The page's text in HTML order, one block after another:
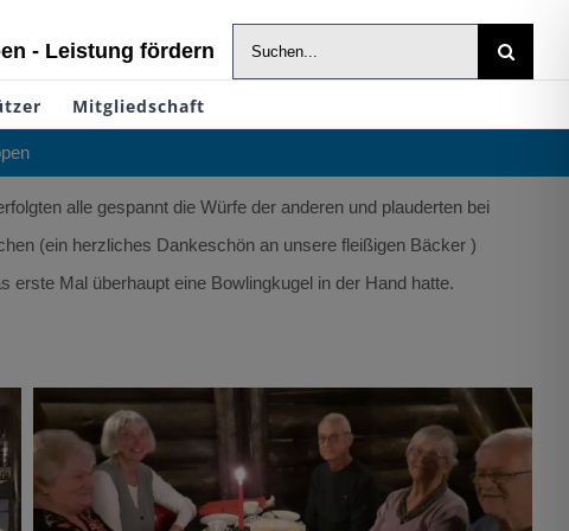
- Leistung fördern
Suche
nach:
Mitgliedschaft
alle gespannt die Würfe der anderen und plauderten bei
(ein herzliches Dankeschön an unsere fleißigen Bäcker )
Mal überhaupt eine Bowlingkugel in der Hand hatte.